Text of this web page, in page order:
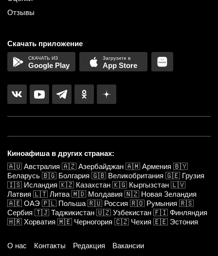
Отзывы
Скачать приложение
Google Play App Store
Киноафиша в других странах:
🇦🇺 Австралия 🇦🇿 Азербайджан 🇦🇲 Армения 🇧🇾
Беларусь 🇧🇬 Болгария 🇬🇧 Великобритания 🇬🇪 Грузия
🇮🇸 Исландия 🇰🇿 Казахстан 🇰🇬 Кыргызстан 🇱🇻
Латвия 🇱🇹 Литва 🇲🇩 Молдавия 🇳🇿 Новая Зеландия
🇦🇪 ОАЭ 🇵🇱 Польша 🇷🇺 Россия 🇷🇴 Румыния 🇷🇸
Сербия 🇹🇯 Таджикистан 🇺🇿 Узбекистан 🇫🇮 Финляндия
🇭🇷 Хорватия 🇲🇪 Черногория 🇨🇿 Чехия 🇪🇪 Эстония
О нас Контакты Редакция
Вакансии